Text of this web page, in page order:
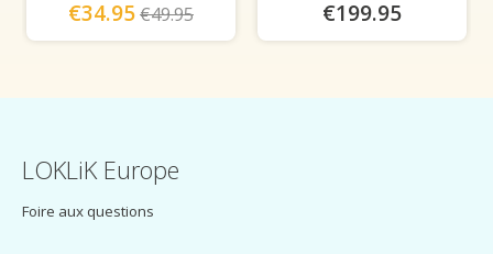
€34.95€49.95 €199.95
LOKLiK Europe
Foire aux questions